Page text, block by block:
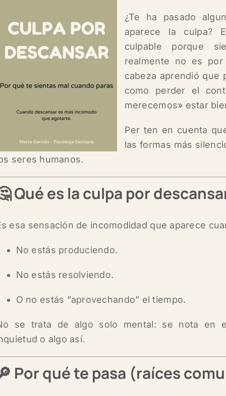
¿Te ha pasado
aparece la culpa?
culpable porque
realmente no es
cabeza aprendió que
como perder el
merecemos» estar
Per ten en cuenta
las formas más
seres humanos.
Qué es la culpa por
esa sensación de incomodidad que aparece
No estás produciendo.
No estás resolviendo.
O no estás “aprovechando” el tiempo.
se trata de algo solo mental: se nota en
o algo así.
Por qué te pasa (raíces